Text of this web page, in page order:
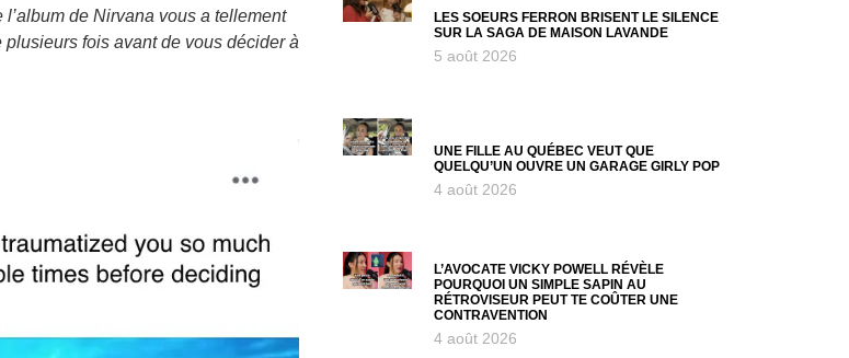
de Nirvana vous a tellement
fois avant de vous décider à
LES SOEURS FERRON BRISENT LE SILENCE
SUR LA SAGA DE MAISON LAVANDE
5 août 2026
UNE FILLE AU QUÉBEC VEUT QUE
QUELQU’UN OUVRE UN GARAGE GIRLY POP
4 août 2026
L’AVOCATE VICKY POWELL RÉVÈLE
POURQUOI UN SIMPLE SAPIN AU
RÉTROVISEUR PEUT TE COÛTER UNE
CONTRAVENTION
4 août 2026